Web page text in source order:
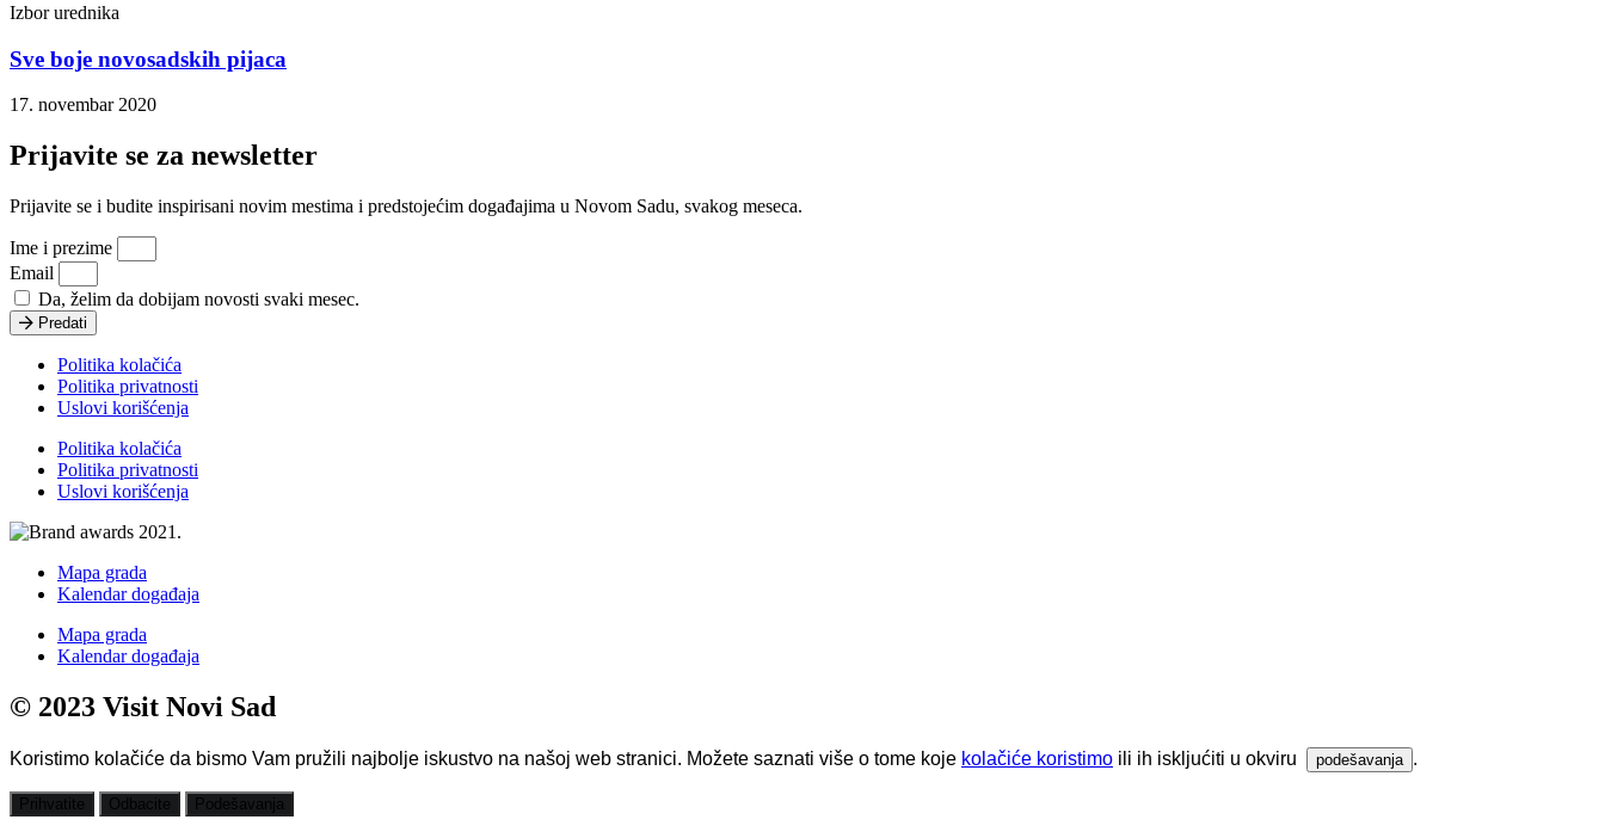
Izbor urednika
Sve boje novosadskih pijaca
17. novembar 2020
Prijavite se za newsletter
Prijavite se i budite inspirisani novim mestima i predstojećim događajima u Novom Sadu, svakog meseca.
Ime i prezime
Email
Da, želim da dobijam novosti svaki mesec.
Predati
Politika kolačića
Politika privatnosti
Uslovi korišćenja
Politika kolačića
Politika privatnosti
Uslovi korišćenja
Mapa grada
Kalendar događaja
Mapa grada
Kalendar događaja
© 2023 Visit Novi Sad
Koristimo kolačiće da bismo Vam pružili najbolje iskustvo na našoj web stranici. Možete saznati više o tome koje kolačiće koristimo ili ih iskljućiti u okviru podešavanja .
Prihvatite Odbacite Podešavanja